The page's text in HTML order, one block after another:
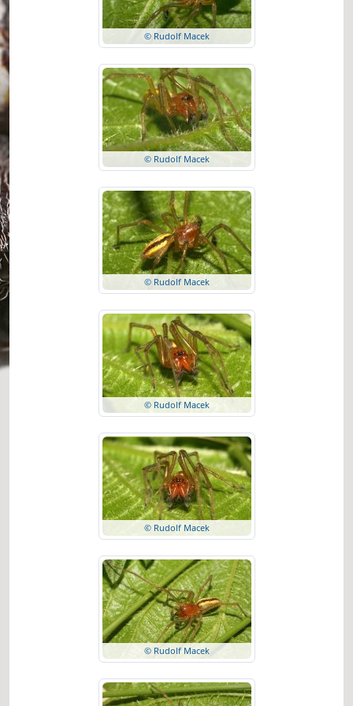
© Rudolf Macek
© Rudolf Macek
© Rudolf Macek
© Rudolf Macek
© Rudolf Macek
© Rudolf Macek